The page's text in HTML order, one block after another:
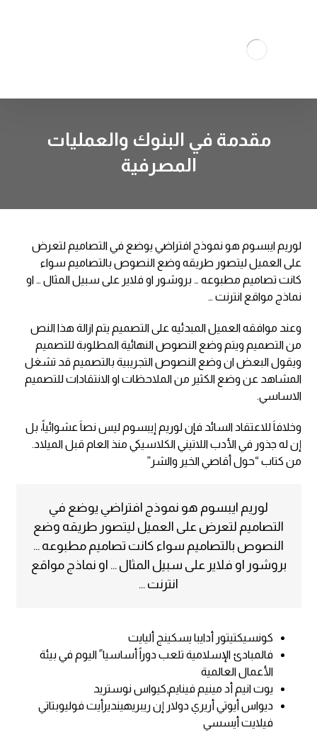
مقدمة في البنوك والعمليات
المصرفية
لوريم ايبسوم هو نموذج افتراضي يوضع في التصاميم لتعرض
على العميل ليتصور طريقه وضع النصوص بالتصاميم سواء
كانت تصاميم مطبوعه … بروشور او فلاير على سبيل المثال … او
نماذج مواقع انترنت …
وعند موافقه العميل المبدئيه على التصميم يتم ازالة هذا النص
من التصميم ويتم وضع النصوص النهائية المطلوبة للتصميم
ويقول البعض ان وضع النصوص التجريبية بالتصميم قد تشغل
المشاهد عن وضع الكثير من الملاحظات او الانتقادات للتصميم
الاساسي.
وخلافاَ للاعتقاد السائد فإن لوريم إيبسوم ليس نصاَ عشوائياً، بل
إن له جذور في الأدب اللاتيني الكلاسيكي منذ العام قبل الميلاد.
من كتاب “حول أقاصي الخير والشر”
لوريم ايبسوم هو نموذج افتراضي يوضع في
التصاميم لتعرض على العميل ليتصور طريقه وضع
النصوص بالتصاميم سواء كانت تصاميم مطبوعه …
بروشور او فلاير على سبيل المثال … او نماذج مواقع
انترنت …
كونسيكتيتور أدايبا يسكينج أليايت
فالمبادئ الإسلامية تلعب دوراً أساسيا ً اليوم في بيئة
الأعمال العالمية
يوت انيم أد مينيم فينايم,كيواس نوستريد
ديواس أيوتي أريري دولار إن ريبريهينديرأيت فوليوبتاتي
فيلايت أيسسي